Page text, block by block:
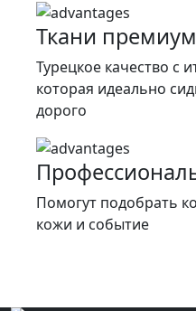
Ткани
Турецкое качество c
которая идеально
дорого
Помогут подобрать
кожи и событие